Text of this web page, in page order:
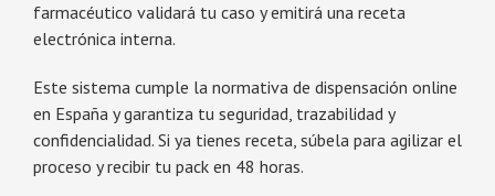
farmacéutico validará tu caso y emitirá una receta
electrónica interna.
Este sistema cumple la normativa de dispensación online
en España y garantiza tu seguridad, trazabilidad y
confidencialidad. Si ya tienes receta, súbela para agilizar el
proceso y recibir tu pack en 48 horas.